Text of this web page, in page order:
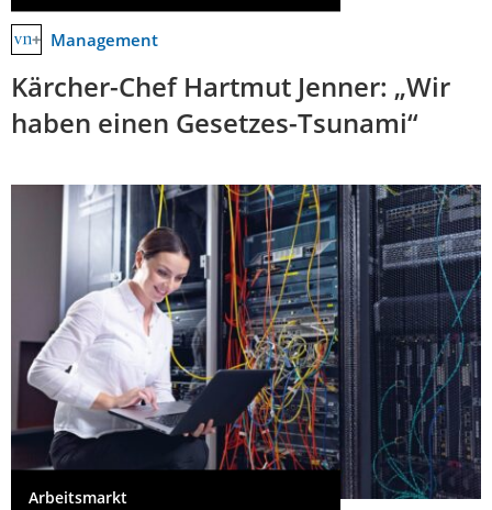
Management
Kärcher-Chef Hartmut Jenner: „Wir
haben einen Gesetzes-Tsunami“
Arbeitsmarkt